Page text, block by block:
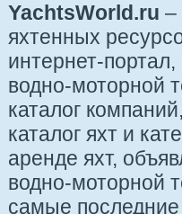
YachtsWorld.ru –
яхтенных
интернет-
водно-моторной
каталог
каталог яхт и
аренде яхт,
водно-моторной
самые последние